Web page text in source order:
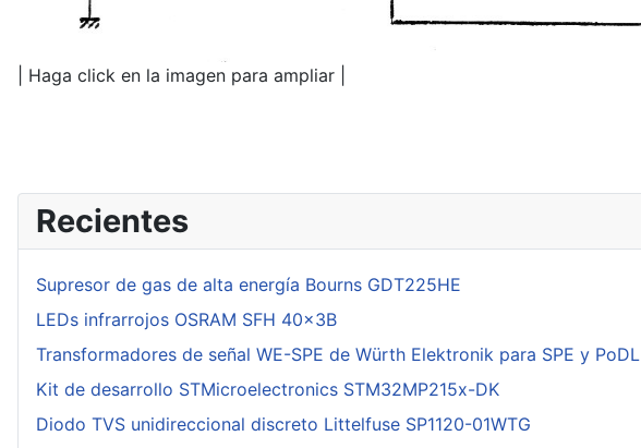
| Haga click en la imagen para ampliar |
Recientes
Supresor de gas de alta energía Bourns GDT225HE
LEDs infrarrojos OSRAM SFH 40x3B
Transformadores de señal WE-SPE de Würth Elektronik para SPE y PoDL
Kit de desarrollo STMicroelectronics STM32MP215x-DK
Diodo TVS unidireccional discreto Littelfuse SP1120-01WTG